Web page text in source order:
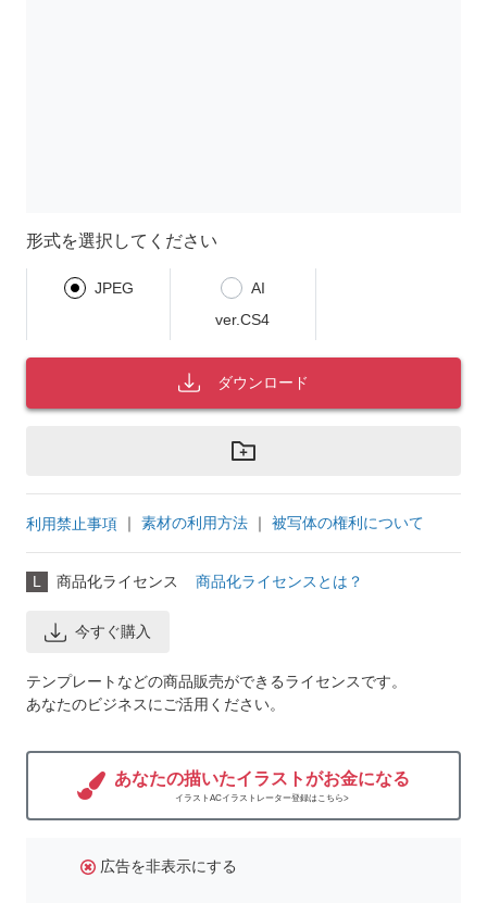
形式を選択してください
JPEG
AI
ver.CS4
ダウンロード
利用禁止事項 ｜ 素材の利用方法 ｜ 被写体の権利について
L 商品化ライセンス 商品化ライセンスとは？
今すぐ購入
テンプレートなどの商品販売ができるライセンスです。
あなたのビジネスにご活用ください。
あなたの描いたイラストがお金になる
イラストACイラストレーター登録はこちら>
広告を非表示にする